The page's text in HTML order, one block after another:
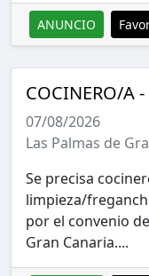
ANUNCIO
COCINERO/A
07/08/2026
Las Palmas de
Se precisa
limpieza/
por el convenio
Gran Canaria....